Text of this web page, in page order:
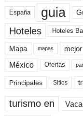
España guia
Hoteles Hoteles
Mapa mapas mejor
México Ofertas
Principales Sitios
turismo en